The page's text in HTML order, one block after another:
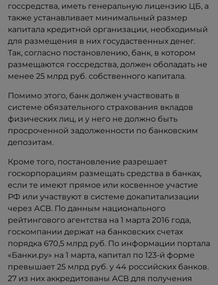
госсредства, иметь генеральную лицензию ЦБ, а
также устанавливает минимальный размер
капитала кредитной организации, необходимый
для размещения в них госудаственных денег.
Так, согласно постановлению, банк, в котором
размещаются госсредства, должен оболадать не
менее 25 млрд руб. собственного капитала.
Помимо этого, банк должен участвовать в
системе обязательного страхования вкладов
физических лиц, и у него не должно быть
просроченной задолженности по банковским
депозитам.
Кроме того, постановление разрешает
госкорпорациям размещать средства в банках,
если те имеют прямое или косвенное участие
РФ или участвуют в системе докапитализации
через АСВ. По данным национального
рейтингового агентства на 1 марта 2016 года,
госкомпании держат на банковских счетах
порядка 670,5 млрд руб. По информации портала
«Банки.ру» на 1 марта, капитал по 123-й форме
превышает 25 млрд руб. у 44 российских банков.
27 из них аккредитованы АСВ для получения